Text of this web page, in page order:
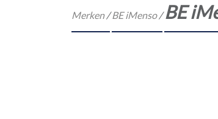
Merken/ BE iMenso/ BE